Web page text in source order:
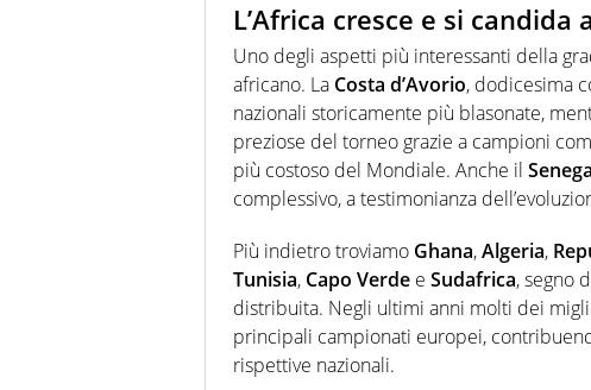
L’Africa cresce e si candida
Uno degli aspetti più interessanti della
africano. La Costa d’Avorio, dodicesima
nazionali storicamente più blasonate,
preziose del torneo grazie a campioni
più costoso del Mondiale. Anche il
complessivo, a testimonianza
Più indietro troviamo Ghana,Algeria,
Tunisia, Capo Verde e Sudafrica, segno
distribuita. Negli ultimi anni molti dei
principali campionati europei,
rispettive nazionali.